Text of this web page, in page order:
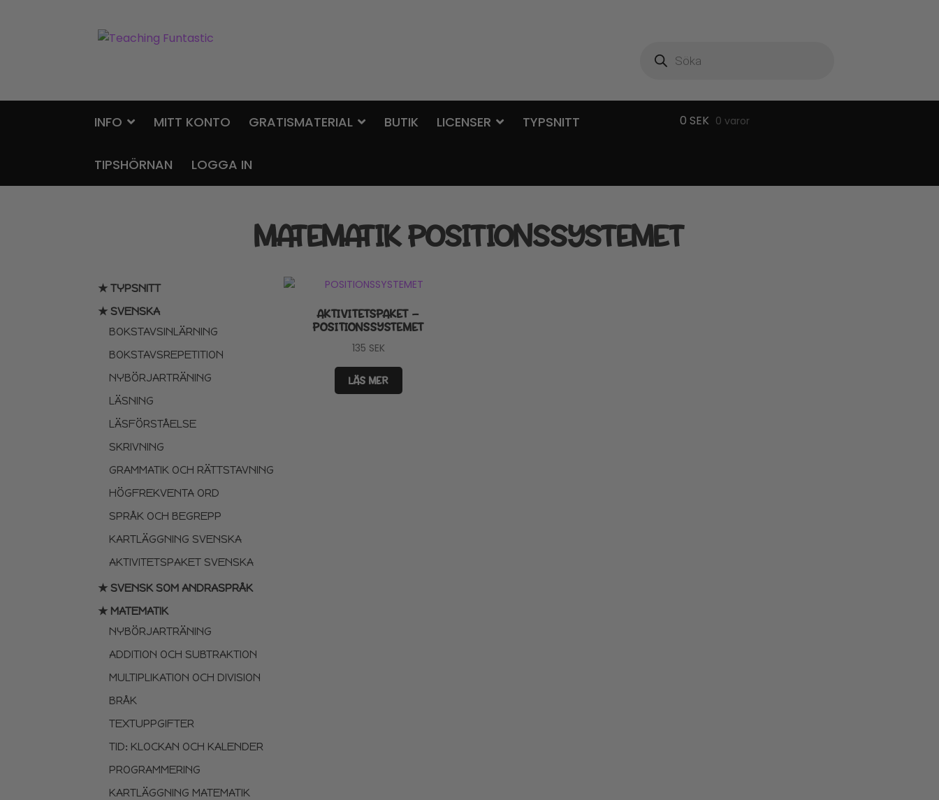
Hoppa
Gå
INFO MITT KONTO GRATISMATERIAL BUTIK LICENSER TYPSNITT
TIPSHÖRNAN LOGGA IN
0 SEK 0 varor
MATEMATIK POSITIONSSYSTEMET
★ TYPSNITT
★ SVENSKA
BOKSTAVSINLÄRNING
BOKSTAVSREPETITION
NYBÖRJARTRÄNING
LÄSNING
LÄSFÖRSTÅELSE
SKRIVNING
GRAMMATIK OCH RÄTTSTAVNING
HÖGFREKVENTA ORD
SPRÅK OCH BEGREPP
KARTLÄGGNING SVENSKA
AKTIVITETSPAKET SVENSKA
★ SVENSK SOM ANDRASPRÅK
★ MATEMATIK
NYBÖRJARTRÄNING
ADDITION OCH SUBTRAKTION
MULTIPLIKATION OCH DIVISION
BRÅK
TEXTUPPGIFTER
TID: KLOCKAN OCH KALENDER
PROGRAMMERING
KARTLÄGGNING MATEMATIK
AKTIVITETSPAKET –
POSITIONSSYSTEMET
135 SEK
LÄS MER